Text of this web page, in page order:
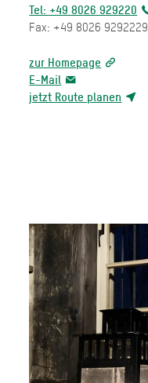
Tel: +49 8026 929220
Fax: +49 8026 9292229
zur Homepage
E-Mail
jetzt Route planen